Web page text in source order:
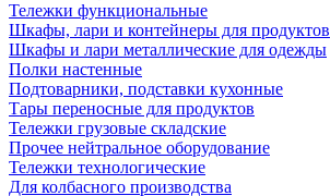
Тележки функциональные
Шкафы, лари и контейнеры для продуктов
Шкафы и лари металлические для одежды
Полки настенные
Подтоварники, подставки кухонные
Тары переносные для продуктов
Тележки грузовые складские
Прочее нейтральное оборудование
Тележки технологические
Для колбасного производства